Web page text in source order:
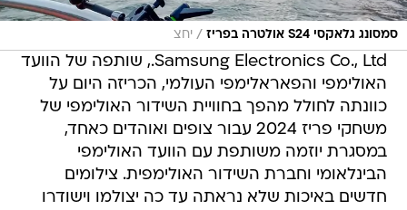
סמסונג גלאקסי S24 אולטרה בפריז / יחצ
Samsung Electronics Co., Ltd., שותפה של הוועד
האולימפי והפאראלימפי העולמי, הכריזה היום על
כוונתה לחולל מהפך בחוויית השידור האולימפי של
משחקי פריז 2024 עבור צופים ואוהדים כאחד,
במסגרת יוזמה משותפת עם הוועד האולימפי
הבינלאומי וחברת השידור האולימפית. צילומים
חדשים באיכות שלא נראתה עד כה יצולמו וישודרו